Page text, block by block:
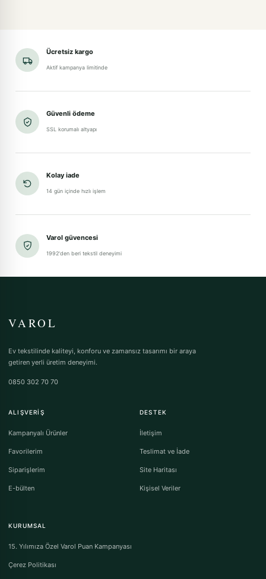
Ücretsiz kargo
Aktif kampanya limitinde
Güvenli ödeme
SSL korumalı altyapı
Kolay iade
14 gün içinde hızlı işlem
Varol güvencesi
1992'den beri tekstil deneyimi
VAROL
Ev tekstilinde kaliteyi, konforu ve zamansız tasarımı bir araya
getiren yerli üretim deneyimi.
0850 302 70 70
ALIŞVERIŞ
Kampanyalı Ürünler
Favorilerim
Siparişlerim
E-bülten
DESTEK
İletişim
Teslimat ve İade
Site Haritası
Kişisel Veriler
KURUMSAL
15. Yılımıza Özel Varol Puan Kampanyası
Çerez Politikası